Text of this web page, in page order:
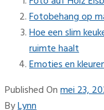
Fotobehang op
Hoe een slim
ruimte haalt
Emoties en
Published Onmei 23,
ByLynn